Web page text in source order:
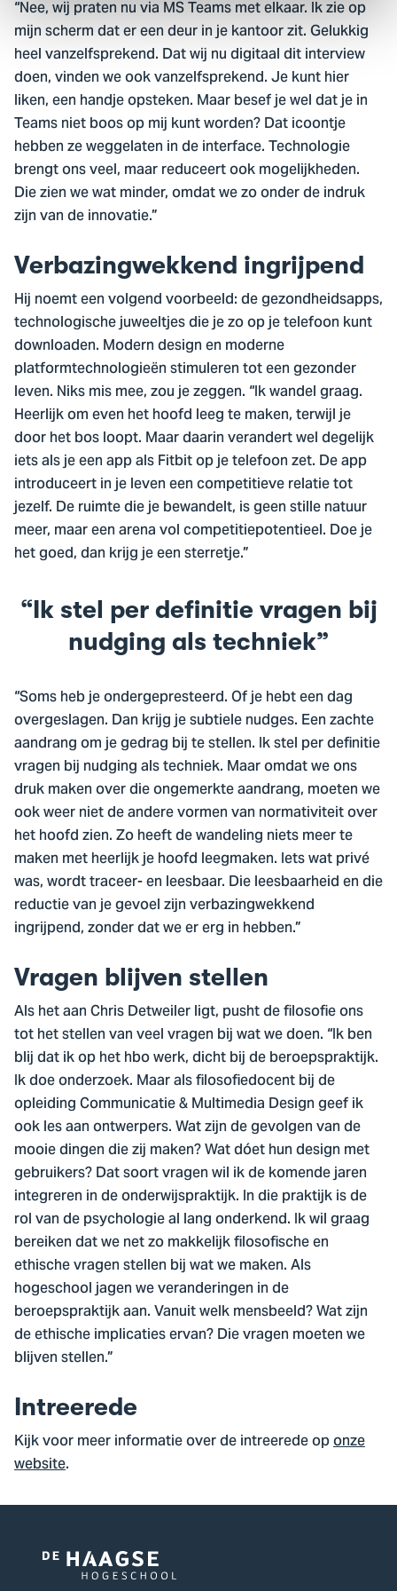
“Nee, wij praten nu via MS Teams met elkaar. Ik zie op
mijn scherm dat er een deur in je kantoor zit. Gelukkig
heel vanzelfsprekend. Dat wij nu digitaal dit interview
doen, vinden we ook vanzelfsprekend. Je kunt hier
liken, een handje opsteken. Maar besef je wel dat je in
Teams niet boos op mij kunt worden? Dat icoontje
hebben ze weggelaten in de interface. Technologie
brengt ons veel, maar reduceert ook mogelijkheden.
Die zien we wat minder, omdat we zo onder de indruk
zijn van de innovatie.”
Verbazingwekkend ingrijpend
Hij noemt een volgend voorbeeld: de gezondheidsapps,
technologische juweeltjes die je zo op je telefoon kunt
downloaden. Modern design en moderne
platformtechnologieën stimuleren tot een gezonder
leven. Niks mis mee, zou je zeggen. “Ik wandel graag.
Heerlijk om even het hoofd leeg te maken, terwijl je
door het bos loopt. Maar daarin verandert wel degelijk
iets als je een app als Fitbit op je telefoon zet. De app
introduceert in je leven een competitieve relatie tot
jezelf. De ruimte die je bewandelt, is geen stille natuur
meer, maar een arena vol competitiepotentieel. Doe je
het goed, dan krijg je een sterretje.”
Ik stel per definitie vragen bij
nudging als techniek
“Soms heb je ondergepresteerd. Of je hebt een dag
overgeslagen. Dan krijg je subtiele nudges. Een zachte
aandrang om je gedrag bij te stellen. Ik stel per definitie
vragen bij nudging als techniek. Maar omdat we ons
druk maken over die ongemerkte aandrang, moeten we
ook weer niet de andere vormen van normativiteit over
het hoofd zien. Zo heeft de wandeling niets meer te
maken met heerlijk je hoofd leegmaken. Iets wat privé
was, wordt traceer- en leesbaar. Die leesbaarheid en die
reductie van je gevoel zijn verbazingwekkend
ingrijpend, zonder dat we er erg in hebben.”
Vragen blijven stellen
Als het aan Chris Detweiler ligt, pusht de filosofie ons
tot het stellen van veel vragen bij wat we doen. “Ik ben
blij dat ik op het hbo werk, dicht bij de beroepspraktijk.
Ik doe onderzoek. Maar als filosofiedocent bij de
opleiding Communicatie & Multimedia Design geef ik
ook les aan ontwerpers. Wat zijn de gevolgen van de
mooie dingen die zij maken? Wat dóet hun design met
gebruikers? Dat soort vragen wil ik de komende jaren
integreren in de onderwijspraktijk. In die praktijk is de
rol van de psychologie al lang onderkend. Ik wil graag
bereiken dat we net zo makkelijk filosofische en
ethische vragen stellen bij wat we maken. Als
hogeschool jagen we veranderingen in de
beroepspraktijk aan. Vanuit welk mensbeeld? Wat zijn
de ethische implicaties ervan? Die vragen moeten we
blijven stellen.”
Intreerede
Kijk voor meer informatie over de intreerede oponze
website.
Logo